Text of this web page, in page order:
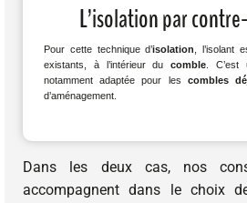
L’isolation par
Pour cette technique d’isolation , l’isolant
existants, à l’intérieur du comble .
notamment adaptée pour les combles
d’aménagement.
Dans les deux cas, nos
accompagnent dans le choix